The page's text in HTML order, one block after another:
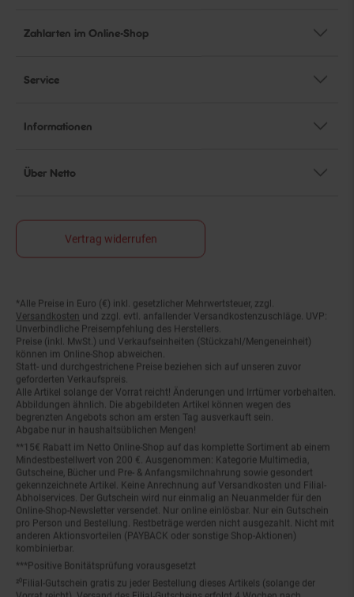
Zahlarten im Online-Shop
Service
Informationen
Über Netto
Vertrag widerrufen
Fußnoten
*Alle Preise in Euro (€) inkl. gesetzlicher Mehrwertsteuer, zzgl.
Versandkosten
und zzgl. evtl. anfallender Versandkostenzuschläge. UVP:
Unverbindliche Preisempfehlung des Herstellers.
Preise (inkl. MwSt.) und Verkaufseinheiten (Stückzahl/Mengeneinheit)
können im Online-Shop abweichen.
Statt- und durchgestrichene Preise beziehen sich auf unseren zuvor
geforderten Verkaufspreis.
Alle Artikel solange der Vorrat reicht! Änderungen und Irrtümer vorbehalten.
Abbildungen ähnlich. Die abgebildeten Artikel können wegen des
begrenzten Angebots schon am ersten Tag ausverkauft sein.
Abgabe nur in haushaltsüblichen Mengen!
**15€ Rabatt im Netto Online-Shop auf das komplette Sortiment ab einem
Mindestbestellwert von 200 €. Ausgenommen: Kategorie Multimedia,
Gutscheine, Bücher und Pre- & Anfangsmilchnahrung sowie gesondert
gekennzeichnete Artikel. Keine Anrechnung auf Versandkosten und Filial-
Abholservices. Der Gutschein wird nur einmalig an Neuanmelder für den
Online-Shop-Newsletter versendet. Nur online einlösbar. Nur ein Gutschein
pro Person und Bestellung. Restbeträge werden nicht ausgezahlt. Nicht mit
anderen Aktionsvorteilen (PAYBACK oder sonstige Shop-Aktionen)
kombinierbar.
***Positive Bonitätsprüfung vorausgesetzt
²⁰Filial-Gutschein gratis zu jeder Bestellung dieses Artikels (solange der
Vorrat reicht). Versand des Filial-Gutscheins erfolgt 4 Wochen nach